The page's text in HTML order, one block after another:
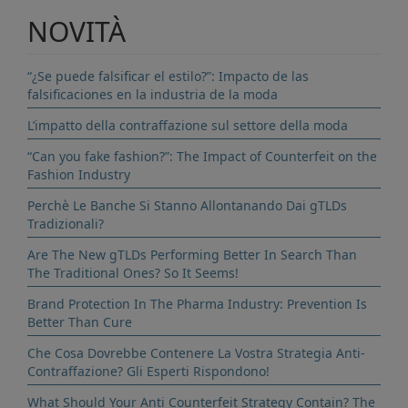
NOVITÀ
“¿Se puede falsificar el estilo?”: Impacto de las
falsificaciones en la industria de la moda
L’impatto della contraffazione sul settore della moda
“Can you fake fashion?”: The Impact of Counterfeit on the
Fashion Industry
Perchè Le Banche Si Stanno Allontanando Dai gTLDs
Tradizionali?
Are The New gTLDs Performing Better In Search Than
The Traditional Ones? So It Seems!
Brand Protection In The Pharma Industry: Prevention Is
Better Than Cure
Che Cosa Dovrebbe Contenere La Vostra Strategia Anti-
Contraffazione? Gli Esperti Rispondono!
What Should Your Anti Counterfeit Strategy Contain? The